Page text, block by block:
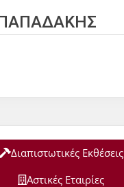
Διαπιστωτικές Εκθέσεις
Αστικές Εταιρίες